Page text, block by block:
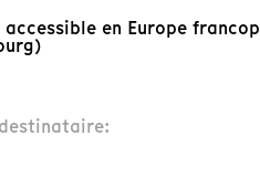
accessible en Europe